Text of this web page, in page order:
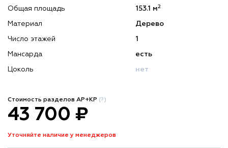
Общая площадь 153.1 м2
Материал Дерево
Число этажей 1
Мансарда есть
Цоколь нет
Стоимость разделов АР+КР (?)
43 700 ₽
Уточняйте наличие у менеджеров